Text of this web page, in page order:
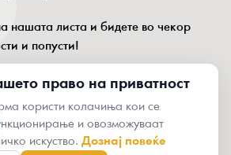
нашата листа и бидете во чекор
и попусти!
© 2024 Oxymammy
право на приватност
користи колачиња кои се
и овозможуваат
искуство. Дознај повеќе